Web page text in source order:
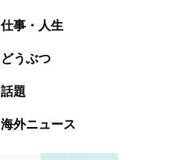
仕事・人生
どうぶつ
話題
海外ニュース